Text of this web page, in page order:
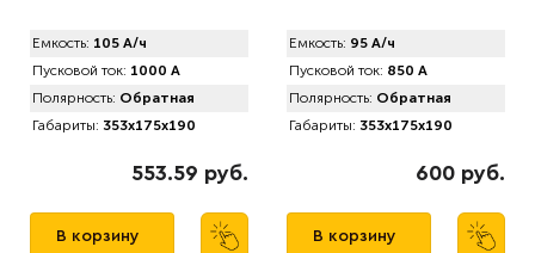
Емкость: 105 А/ч
Пусковой ток: 1000 А
Полярность: Обратная
Габариты: 353x175x190
553.59 руб.
В корзину
Емкость: 95 А/ч
Пусковой ток: 850 А
Полярность: Обратная
Габариты: 353x175x190
600 руб.
В корзину